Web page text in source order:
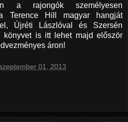
a rajongók személyesen
Terence Hill magyar hangját
Újréti Lászlóval és Szersén
könyvet is itt lehet majd először
áron!
01, 2013